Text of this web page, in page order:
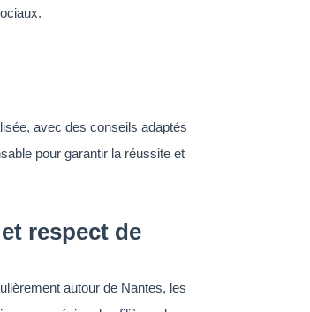
avec des conseils adaptés
pour garantir la réussite et
respect de
autour de Nantes, les